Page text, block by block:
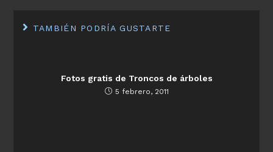
TAMBIÉN PODRÍA GUSTARTE
Fotos gratis de Troncos de árboles
5 febrero, 2011